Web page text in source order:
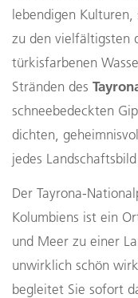
lebendigen
zu den vielfältigsten
türkisfarbenen
Stränden des
schneebedeckten
dichten,
jedes
Der Tayrona-
Kolumbiens ist ein
und Meer zu einer
unwirklich schön
begleitet Sie sofort